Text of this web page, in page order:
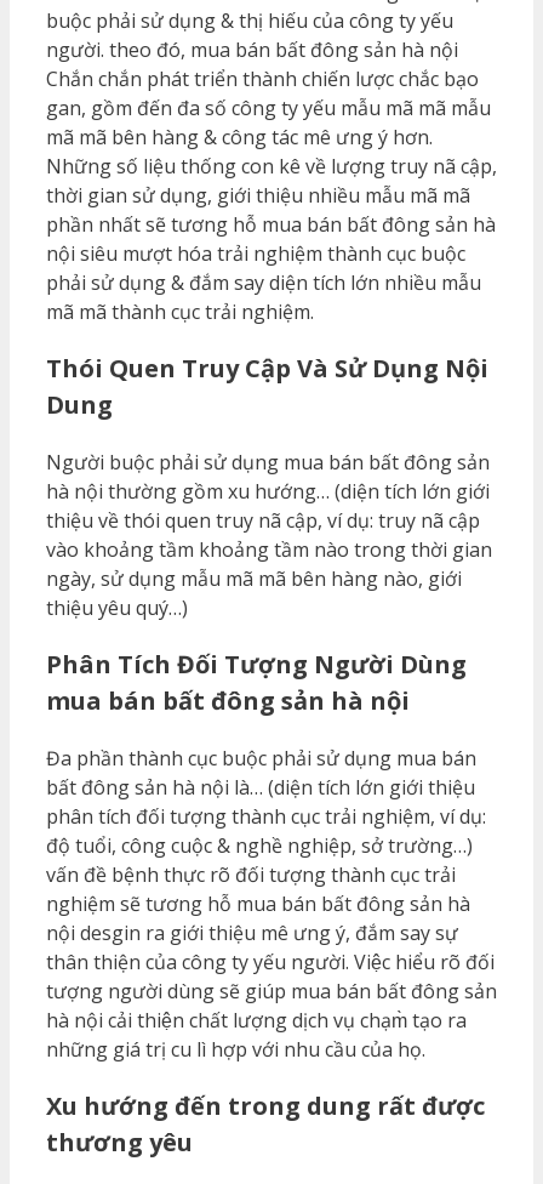
buộc phải sử dụng & thị hiếu của công ty yếu
người. theo đó, mua bán bất đông sản hà nội
Chắn chắn phát triển thành chiến lược chắc bạo
gan, gồm đến đa số công ty yếu mẫu mã mã mẫu
mã mã bên hàng & công tác mê ưng ý hơn.
Những số liệu thống con kê về lượng truy nã cập,
thời gian sử dụng, giới thiệu nhiều mẫu mã mã
phần nhất sẽ tương hỗ mua bán bất đông sản hà
nội siêu mượt hóa trải nghiệm thành cục buộc
phải sử dụng & đắm say diện tích lớn nhiều mẫu
mã mã thành cục trải nghiệm.
Thói Quen Truy Cập Và Sử Dụng Nội
Dung
Người buộc phải sử dụng mua bán bất đông sản
hà nội thường gồm xu hướng… (diện tích lớn giới
thiệu về thói quen truy nã cập, ví dụ: truy nã cập
vào khoảng tầm khoảng tầm nào trong thời gian
ngày, sử dụng mẫu mã mã bên hàng nào, giới
thiệu yêu quý…)
Phân Tích Đối Tượng Người Dùng
mua bán bất đông sản hà nội
Đa phần thành cục buộc phải sử dụng mua bán
bất đông sản hà nội là… (diện tích lớn giới thiệu
phân tích đối tượng thành cục trải nghiệm, ví dụ:
độ tuổi, công cuộc & nghề nghiệp, sở trường…)
vấn đề bệnh thực rõ đối tượng thành cục trải
nghiệm sẽ tương hỗ mua bán bất đông sản hà
nội desgin ra giới thiệu mê ưng ý, đắm say sự
thân thiện của công ty yếu người. Việc hiểu rõ đối
tượng người dùng sẽ giúp mua bán bất đông sản
hà nội cải thiện chất lượng dịch vụ chạm̀ tạo ra
những giá trị cu lì hợp với nhu cầu của họ.
Xu hướng đến trong dung rất được
thương yêu